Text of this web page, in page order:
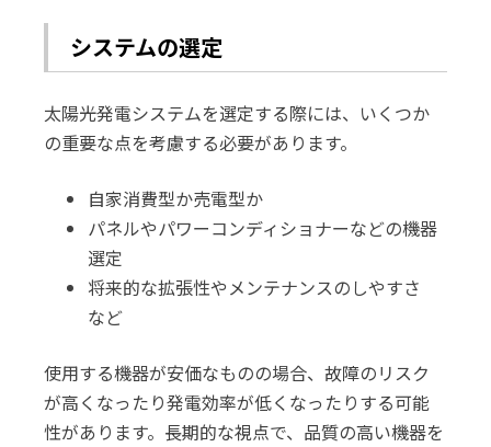
システムの選定
太陽光発電システムを選定する際には、いくつか
の重要な点を考慮する必要があります。
自家消費型か売電型か
パネルやパワーコンディショナーなどの機器
選定
将来的な拡張性やメンテナンスのしやすさ
など
使用する機器が安価なものの場合、故障のリスク
が高くなったり発電効率が低くなったりする可能
性があります。長期的な視点で、品質の高い機器を